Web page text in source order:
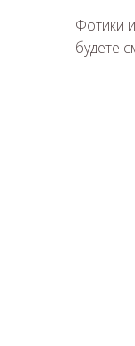
Фотики
будете